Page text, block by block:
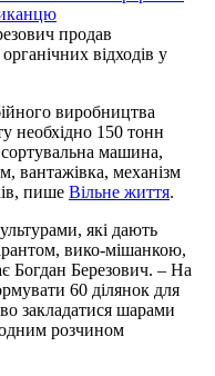
продав
відходів у
виробництва
необхідно 150 тонн
сортувальна машина,
вантажівка, механізм
пише Вільне життя.
які дають
вико-мішанкою,
Богдан Березович. – На
60 ділянок для
закладатися шарами
розчином